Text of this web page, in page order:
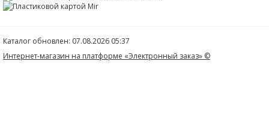
Каталог обновлен: 07.08.2026 05:37
Интернет-магазин на платформе «Электронный заказ» ©